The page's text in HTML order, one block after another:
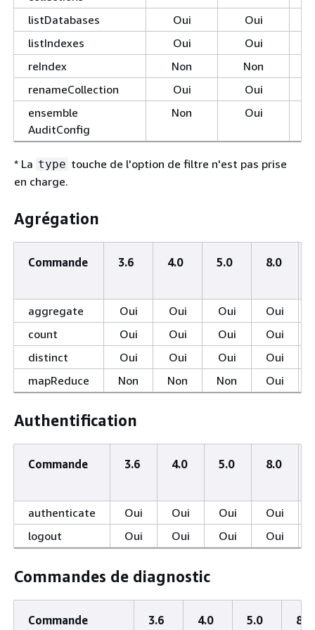
listDatabases
Oui
Oui
listIndexes
Oui
Oui
reIndex
Non
Non
renameCollection
Oui
Oui
ensemble
AuditConfig
Non Oui
* La type touche de l'option de filtre n'est pas prise
en charge.
Agrégation
Commande 3.6 4.0 5.0 8.0
aggregate Oui Oui Oui
Oui
count
Oui Oui Oui
Oui
distinct
Oui Oui Oui
Oui
mapReduce
Non Non Non Oui
Authentification
Commande 3.6 4.0 5.0 8.0
authenticate Oui Oui Oui
Oui
logout
Oui Oui Oui Oui
Commandes de diagnostic
Commande 3.6 4.0 5.0 8.0